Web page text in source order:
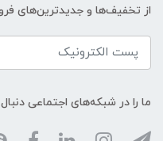
از تخفیف‌ها و جدیدترین‌های
ما را در شبکه‌های اجتماعی